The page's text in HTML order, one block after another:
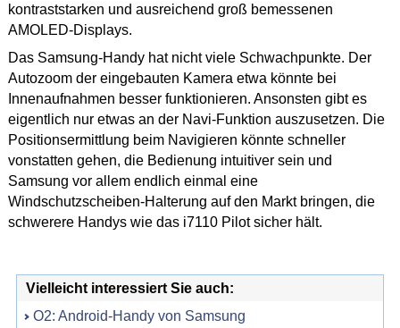
kontraststarken und ausreichend groß bemessenen
AMOLED-Displays.
Das Samsung-Handy hat nicht viele Schwachpunkte. Der
Autozoom der eingebauten Kamera etwa könnte bei
Innenaufnahmen besser funktionieren. Ansonsten gibt es
eigentlich nur etwas an der Navi-Funktion auszusetzen. Die
Positionsermittlung beim Navigieren könnte schneller
vonstatten gehen, die Bedienung intuitiver sein und
Samsung vor allem endlich einmal eine
Windschutzscheiben-Halterung auf den Markt bringen, die
schwerere Handys wie das i7110 Pilot sicher hält.
Vielleicht interessiert Sie auch:
O2: Android-Handy von Samsung